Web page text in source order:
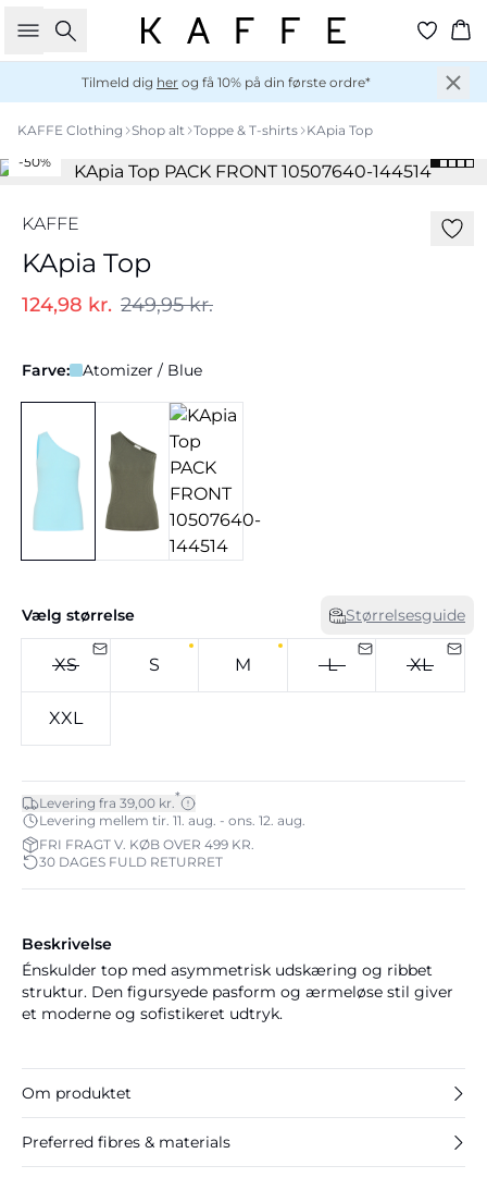
Søg
Tilmeld dig her og få 10% på din første ordre*
KAFFE Clothing Shop alt Toppe & T-shirts KApia Top
-50%
KAFFE
KApia Top
124,98 kr. 249,95 kr.
Farve: Atomizer / Blue
Vælg størrelse Størrelsesguide
XS S M L XL
XXL
Levering fra 39,00 kr.*
Levering mellem tir. 11. aug. - ons. 12. aug.
FRI FRAGT V. KØB OVER 499 KR.
30 DAGES FULD RETURRET
Beskrivelse
Énskulder top med asymmetrisk udskæring og ribbet
struktur. Den figursyede pasform og ærmeløse stil giver
et moderne og sofistikeret udtryk.
Om produktet
Preferred fibres & materials